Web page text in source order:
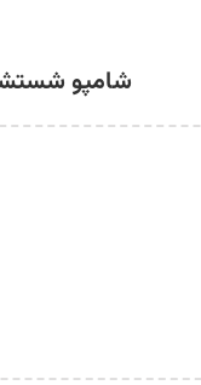
شامپو شستشوی